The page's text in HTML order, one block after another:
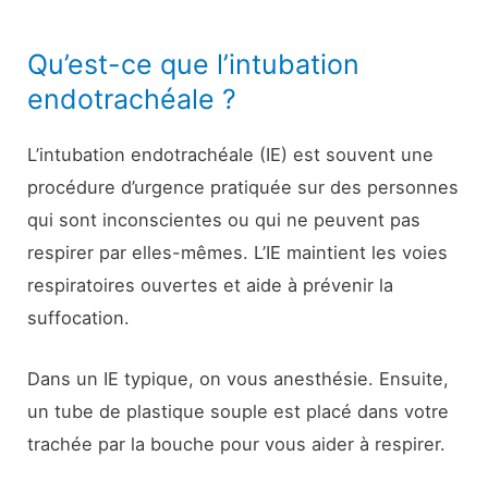
Qu’est-ce que l’intubation
endotrachéale ?
L’intubation endotrachéale (IE) est souvent une
procédure d’urgence pratiquée sur des personnes
qui sont inconscientes ou qui ne peuvent pas
respirer par elles-mêmes. L’IE maintient les voies
respiratoires ouvertes et aide à prévenir la
suffocation.
Dans un IE typique, on vous anesthésie. Ensuite,
un tube de plastique souple est placé dans votre
trachée par la bouche pour vous aider à respirer.